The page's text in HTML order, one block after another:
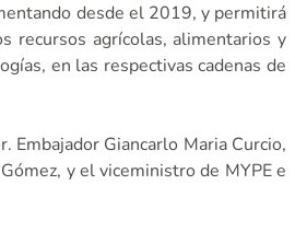
desde el 2019, y permitirá
recursos agrícolas, alimentarios y
en las respectivas cadenas de
Embajador Giancarlo Maria Curcio,
y el viceministro de MYPE e